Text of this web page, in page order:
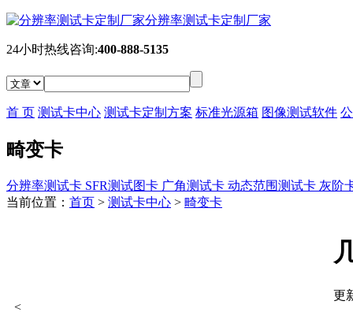
分辨率测试卡定制厂家
24小时热线咨询:400-888-5135
首 页 测试卡中心 测试卡定制方案 标准光源箱 图像测试软件
畸变卡
分辨率测试卡 SFR测试图卡 广角测试卡 动态范围测试卡 灰阶
当前位置： 首页 > 测试卡中心 > 畸变卡
<
更